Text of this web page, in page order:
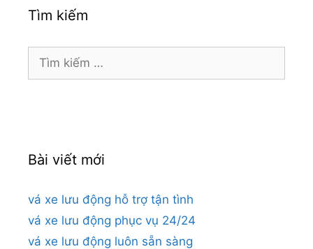
Tìm kiếm
Tìm
kiếm
Bài viết mới
vá xe lưu động hỗ trợ tận tình
vá xe lưu động phục vụ 24/24
vá xe lưu động luôn sẵn sàng